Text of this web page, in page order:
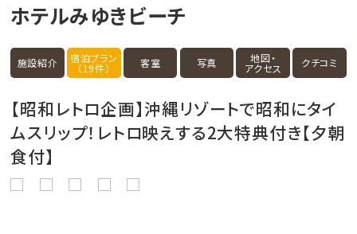
ホテルみゆきビーチ
施設紹介 宿泊プラン
（19件） 客室 写真 地図・
アクセス クチコミ
【昭和レトロ企画】沖縄リゾートで昭和にタイ
ムスリップ！レトロ映えする2大特典付き【夕朝
食付】